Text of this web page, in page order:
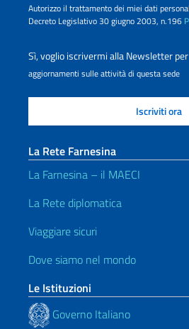
Autorizzo il trattamento dei miei dati
Decreto Legislativo 30 giugno 2003, n.196
Sì, voglio iscrivermi alla Newsletter
aggiornamenti sulle attività di questa sede
La Rete Farnesina
La Farnesina – il MAECI
La Rete diplomatica
Viaggiare sicuri
Dove siamo nel mondo
Le Istituzioni
Governo Italiano